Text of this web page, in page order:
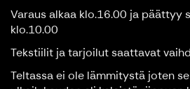
Varaus alkaa klo.16.00 ja päättyy
klo.10.00
Tekstiilit ja tarjoilut saattavat
Teltassa ei ole lämmitystä joten